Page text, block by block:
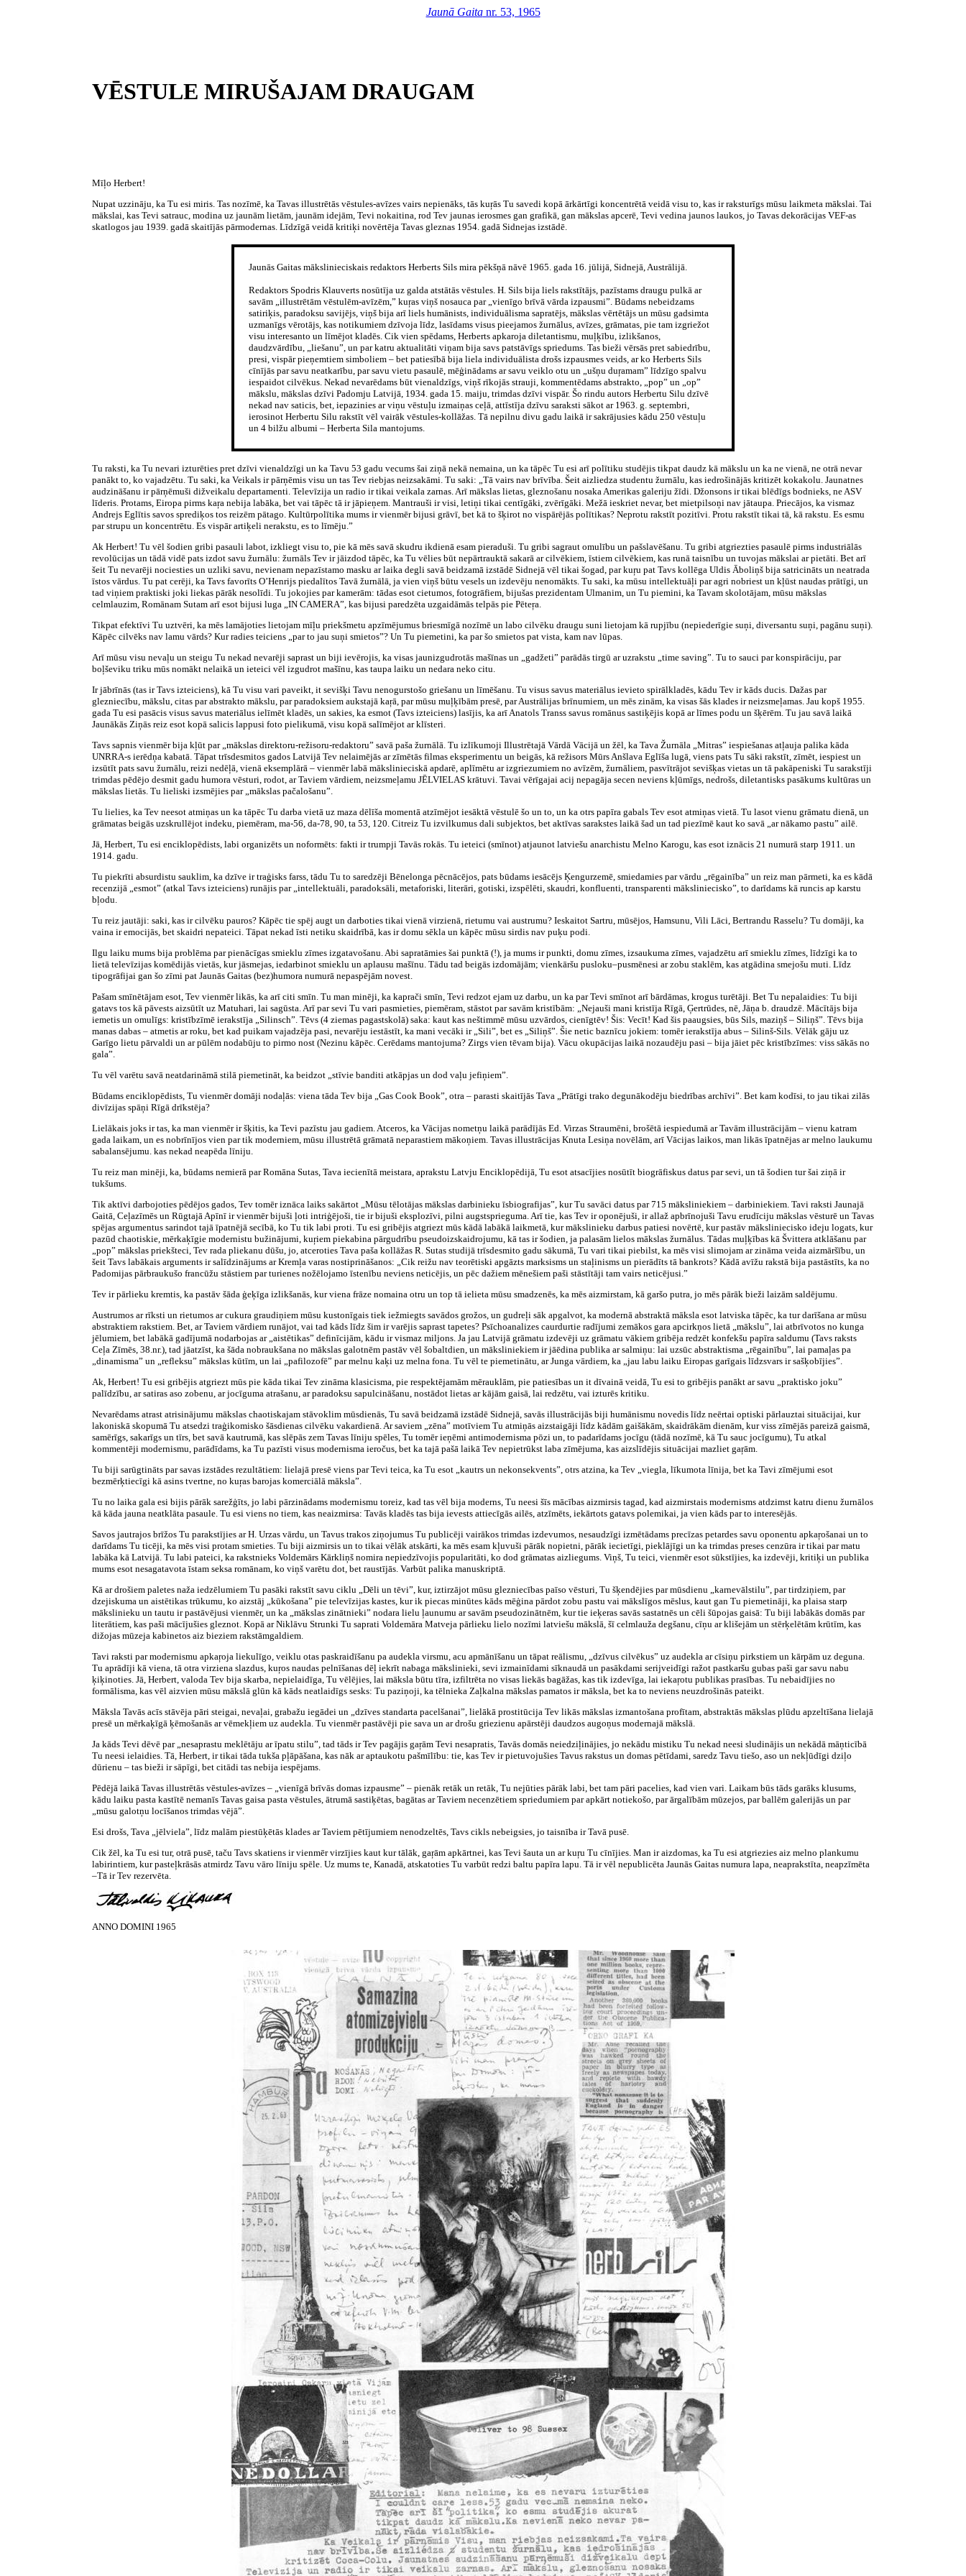
Jaunā Gaitanr. 53, 1965
VĒSTULE MIRUŠAJAM DRAUGAM
Mīļo Herbert!
Nupat uzzināju, ka Tu esi miris. Tas nozīmē, ka Tavas illustrētās vēstules-avīzes vairs nepienāks, tās kuŗās Tu savedi kopā ārkārtīgi koncentrētā veidā visu to, kas ir raksturīgs mūsu laikmeta mākslai. Tai
mākslai, kas Tevi satrauc, modina uz jaunām lietām, jaunām idejām, Tevi nokaitina, rod Tev jaunas ierosmes gan grafikā, gan mākslas apcerē, Tevi vedina jaunos laukos, jo Tavas dekorācijas VEF-as
skatlogos jau 1939. gadā skaitījās pārmodernas. Līdzīgā veidā kritiķi novērtēja Tavas gleznas 1954. gadā Sidnejas izstādē.
Jaunās Gaitas mākslinieciskais redaktors Herberts Sils mira pēkšņā nāvē 1965. gada 16. jūlijā, Sidnejā, Austrālijā.
Redaktors Spodris Klauverts nosūtīja uz galda atstātās vēstules. H. Sils bija liels rakstītājs, pazīstams draugu pulkā ar
savām „illustrētām vēstulēm-avīzēm,” kuŗas viņš nosauca par „vienīgo brīvā vārda izpausmi”. Būdams nebeidzams
satiriķis, paradoksu savijējs, viņš bija arī liels humānists, individuālisma sapratējs, mākslas vērtētājs un mūsu gadsimta
uzmanīgs vērotājs, kas notikumiem dzīvoja līdz, lasīdams visus pieejamos žurnālus, avīzes, grāmatas, pie tam izgriežot
visu interesanto un līmējot kladēs. Cik vien spēdams, Herberts apkaroja diletantismu, muļķību, izlikšanos,
daudzvārdību, „liešanu”, un par katru aktualitāti viņam bija savs patstāvīgs spriedums. Tas bieži vērsās pret sabiedrību,
presi, vispār pieņemtiem simboliem – bet patiesībā bija liela individuālista drošs izpausmes veids, ar ko Herberts Sils
cīnījās par savu neatkarību, par savu vietu pasaulē, mēģinādams ar savu veiklo otu un „ušņu duŗamam” līdzīgo spalvu
iespaidot cilvēkus. Nekad nevarēdams būt vienaldzīgs, viņš rīkojās strauji, kommentēdams abstrakto, „pop” un „op”
mākslu, mākslas dzīvi Padomju Latvijā, 1934. gada 15. maiju, trimdas dzīvi vispār. Šo rindu autors Herbertu Silu dzīvē
nekad nav saticis, bet, iepazinies ar viņu vēstuļu izmaiņas ceļā, attīstīja dzīvu saraksti sākot ar 1963. g. septembri,
ierosinot Herbertu Silu rakstīt vēl vairāk vēstules-kollāžas. Tā nepilnu divu gadu laikā ir sakrājusies kādu 250 vēstuļu
un 4 bilžu albumi – Herberta Sila mantojums.
Tu raksti, ka Tu nevari izturēties pret dzīvi vienaldzīgi un ka Tavu 53 gadu vecums šai ziņā nekā nemaina, un ka tāpēc Tu esi arī polītiku studējis tikpat daudz kā mākslu un ka ne vienā, ne otrā nevar
panākt to, ko vajadzētu. Tu saki, ka Veikals ir pārņēmis visu un tas Tev riebjas neizsakāmi. Tu saki: „Tā vairs nav brīvība. Šeit aizliedza studentu žurnālu, kas iedrošinājās kritizēt kokakolu. Jaunatnes
audzināšanu ir pārņēmuši dižveikalu departamenti. Televīzija un radio ir tikai veikala zarnas. Arī mākslas lietas, gleznošanu nosaka Amerikas galeriju žīdi. Džonsons ir tikai blēdīgs bodnieks, ne ASV
līderis. Protams, Eiropa pirms kaŗa nebija labāka, bet vai tāpēc tā ir jāpieņem. Mantrauši ir visi, letiņi tikai centīgāki, zvērīgāki. Mežā ieskriet nevar, bet mietpilsoņi nav jātaupa. Priecājos, ka vismaz
Andrejs Eglītis savos sprediķos tos reizēm pātago. Kultūrpolītika mums ir vienmēr bijusi grāvī, bet kā to šķirot no vispārējās polītikas? Neprotu rakstīt pozitīvi. Protu rakstīt tikai tā, kā rakstu. Es esmu
par strupu un koncentrētu. Es vispār artiķeli nerakstu, es to līmēju.”
Ak Herbert! Tu vēl šodien gribi pasauli labot, izkliegt visu to, pie kā mēs savā skudru ikdienā esam pieraduši. Tu gribi sagraut omulību un pašslavēšanu. Tu gribi atgriezties pasaulē pirms industriālās
revolūcijas un tādā vidē pats izdot savu žurnālu: žurnāls Tev ir jāizdod tāpēc, ka Tu vēlies būt nepārtrauktā sakarā ar cilvēkiem, īstiem cilvēkiem, kas runā taisnību un tuvojas mākslai ar pietāti. Bet arī
šeit Tu nevarēji nociesties un uzliki savu, nevienam nepazīstamo masku ar laika degli savā beidzamā izstādē Sidnejā vēl tikai šogad, par kuŗu pat Tavs kollēga Uldis Āboliņš bija satricināts un neatrada
īstos vārdus. Tu pat cerēji, ka Tavs favorīts O’Henrijs piedalītos Tavā žurnālā, ja vien viņš būtu vesels un izdevēju nenomākts. Tu saki, ka mūsu intellektuāļi par agri nobriest un kļūst naudas prātīgi, un
tad viņiem praktiski joki liekas pārāk nesolīdi. Tu jokojies par kamerām: tādas esot cietumos, fotogrāfiem, bijušas prezidentam Ulmanim, un Tu piemini, ka Tavam skolotājam, mūsu mākslas
celmlauzim, Romānam Sutam arī esot bijusi luga „IN CAMERA”, kas bijusi paredzēta uzgaidāmās telpās pie Pēteŗa.
Tikpat efektīvi Tu uztvēri, ka mēs lamājoties lietojam mīļu priekšmetu apzīmējumus briesmīgā nozīmē un labo cilvēku draugu suni lietojam kā rupjību (nepiederīgie suņi, diversantu suņi, pagānu suņi).
Kāpēc cilvēks nav lamu vārds? Kur radies teiciens „par to jau suņi smietos”? Un Tu piemetini, ka par šo smietos pat vista, kam nav lūpas.
Arī mūsu visu nevaļu un steigu Tu nekad nevarēji saprast un biji ievērojis, ka visas jaunizgudrotās mašīnas un „gadžeti” parādās tirgū ar uzrakstu „time saving”. Tu to sauci par konspirāciju, par
boļševiku triku mūs nomākt nelaikā un ieteici vēl izgudrot mašīnu, kas taupa laiku un nedara neko citu.
Ir jābrīnās (tas ir Tavs izteiciens), kā Tu visu vari paveikt, it sevišķi Tavu nenogurstošo griešanu un līmēšanu. Tu visus savus materiālus ievieto spirālkladēs, kādu Tev ir kāds ducis. Dažas par
glezniecību, mākslu, citas par abstrakto mākslu, par paradoksiem aukstajā kaŗā, par mūsu muļķībām presē, par Austrālijas brīnumiem, un mēs zinām, ka visas šās klades ir neizsmeļamas. Jau kopš 1955.
gada Tu esi pasācis visus savus materiālus ielīmēt kladēs, un sakies, ka esmot (Tavs izteiciens) lasījis, ka arī Anatols Transs savus romānus sastiķējis kopā ar līmes podu un šķērēm. Tu jau savā laikā
Jaunākās Ziņās reiz esot kopā salicis lappusi foto pielikumā, visu kopā salīmējot ar klīsteri.
Tavs sapnis vienmēr bija kļūt par „mākslas direktoru-režisoru-redaktoru” savā paša žurnālā. Tu izlīkumoji Illustrētajā Vārdā Vācijā un žēl, ka Tava Žurnāla „Mitras” iespiešanas atļauja palika kāda
UNRRA-s ierēdņa kabatā. Tāpat trīsdesmitos gados Latvijā Tev nelaimējās ar zīmētās filmas eksperimentu un beigās, kā režisors Mūrs Anšlava Eglīša lugā, viens pats Tu sāki rakstīt, zīmēt, iespiest un
izsūtīt pats savu žurnālu, reizi nedēļā, vienā eksemplārā – vienmēr labā mākslinieciskā apdarē, aplīmētu ar izgriezumiem no avīzēm, žurnāliem, pasvītrājot sevišķas vietas un tā pakāpeniski Tu sarakstīji
trimdas pēdējo desmit gadu humora vēsturi, rodot, ar Taviem vārdiem, neizsmeļamu JĒLVIELAS krātuvi. Tavai vērīgajai acij nepagāja secen neviens kļūmīgs, nedrošs, diletantisks pasākums kultūras un
mākslas lietās. Tu lieliski izsmējies par „mākslas pačalošanu”.
Tu lielies, ka Tev neesot atmiņas un ka tāpēc Tu darba vietā uz maza dēlīša momentā atzīmējot iesāktā vēstulē šo un to, un ka otrs papīra gabals Tev esot atmiņas vietā. Tu lasot vienu grāmatu dienā, un
grāmatas beigās uzskrullējot indeku, piemēram, ma-56, da-78, 90, ta 53, 120. Citreiz Tu izvilkumus dali subjektos, bet aktīvas sarakstes laikā šad un tad piezīmē kaut ko savā „ar nākamo pastu” ailē.
Jā, Herbert, Tu esi enciklopēdists, labi organizēts un noformēts: fakti ir trumpji Tavās rokās. Tu ieteici (smīnot) atjaunot latviešu anarchistu Melno Karogu, kas esot iznācis 21 numurā starp 1911. un
1914. gadu.
Tu piekrīti absurdistu sauklim, ka dzīve ir traģisks farss, tādu Tu to saredzēji Bēnelonga pēcnācējos, pats būdams iesācējs Ķengurzemē, smiedamies par vārdu „rēgainība” un reiz man pārmeti, ka es kādā
recenzijā „esmot” (atkal Tavs izteiciens) runājis par „intellektuāli, paradoksāli, metaforiski, literāri, gotiski, izspēlēti, skaudri, konfluenti, transparenti māksliniecisko”, to darīdams kā runcis ap karstu
bļodu.
Tu reiz jautāji: saki, kas ir cilvēku pauros? Kāpēc tie spēj augt un darboties tikai vienā virzienā, rietumu vai austrumu? Ieskaitot Sartru, mūsējos, Hamsunu, Vili Lāci, Bertrandu Rasselu? Tu domāji, ka
vaina ir emocijās, bet skaidri nepateici. Tāpat nekad īsti netiku skaidrībā, kas ir domu sēkla un kāpēc mūsu sirdis nav puķu podi.
Ilgu laiku mums bija problēma par pienācīgas smieklu zīmes izgatavošanu. Abi sapratāmies šai punktā (!), ja mums ir punkti, domu zīmes, izsaukuma zīmes, vajadzētu arī smieklu zīmes, līdzīgi ka to
lietā televīzijas komēdijās vietās, kur jāsmejas, iedarbinot smieklu un aplausu mašīnu. Tādu tad beigās izdomājām; vienkāršu pusloku–pusmēnesi ar zobu staklēm, kas atgādina smejošu muti. Līdz
tipogrāfijai gan šo zīmi pat Jaunās Gaitas (bez)humora numurā nepaspējām novest.
Pašam smīnētājam esot, Tev vienmēr likās, ka arī citi smīn. Tu man minēji, ka kaprači smīn, Tevi redzot ejam uz darbu, un ka par Tevi smīnot arī bārdāmas, krogus turētāji. Bet Tu nepalaidies: Tu biji
gatavs tos kā pāvests aizsūtīt uz Matuhari, lai sagūsta. Arī par sevi Tu vari pasmieties, piemēram, stāstot par savām kristībām: „Nejauši mani kristīja Rīgā, Ģertrūdes, nē, Jāņa b. draudzē. Mācītājs bija
iemetis un omulīgs: kristībzīmē ierakstīja „Silinsch”. Tēvs (4 ziemas pagastskolā) saka: kaut kas neštimmē mūsu uzvārdos, cienīgtēv! Šis: Vecīt! Kad šis paaugsies, būs Sils, maziņš – Siliņš”. Tēvs bija
manas dabas – atmetis ar roku, bet kad puikam vajadzēja pasi, nevarēju iestāstīt, ka mani vecāki ir „Sili”, bet es „Siliņš”. Šie netic baznīcu jokiem: tomēr ierakstīja abus – Silinš-Sils. Vēlāk gāju uz
Garīgo lietu pārvaldi un ar pūlēm nodabūju to pirmo nost (Nezinu kāpēc. Cerēdams mantojuma? Zirgs vien tēvam bija). Vācu okupācijas laikā nozaudēju pasi – bija jāiet pēc kristībzīmes: viss sākās no
gala”.
Tu vēl varētu savā neatdarināmā stilā piemetināt, ka beidzot „stīvie banditi atkāpjas un dod vaļu jefiņiem”.
Būdams enciklopēdists, Tu vienmēr domāji nodaļās: viena tāda Tev bija „Gas Cook Book”, otra – parasti skaitījās Tava „Prātīgi trako degunākodēju biedrības archīvi”. Bet kam kodīsi, to jau tikai zilās
divīzijas spāņi Rīgā drīkstēja?
Lielākais joks ir tas, ka man vienmēr ir šķitis, ka Tevi pazīstu jau gadiem. Atceros, ka Vācijas nometņu laikā parādījās Ed. Virzas Straumēni, brošētā iespiedumā ar Tavām illustrācijām – vienu katram
gada laikam, un es nobrīnījos vien par tik moderniem, mūsu illustrētā grāmatā neparastiem mākoņiem. Tavas illustrācijas Knuta Lesiņa novēlām, arī Vācijas laikos, man likās īpatnējas ar melno laukumu
sabalansējumu. kas nekad neapēda līniju.
Tu reiz man minēji, ka, būdams nemierā par Romāna Sutas, Tava iecienītā meistara, aprakstu Latvju Enciklopēdijā, Tu esot atsacījies nosūtīt biogrāfiskus datus par sevi, un tā šodien tur šai ziņā ir
tukšums.
Tik aktīvi darbojoties pēdējos gados, Tev tomēr iznāca laiks sakārtot „Mūsu tēlotājas mākslas darbinieku īsbiografijas”, kur Tu savāci datus par 715 māksliniekiem – darbiniekiem. Tavi raksti Jaunajā
Gaitā, Ceļazīmēs un Rūgtajā Apīnī ir vienmēr bijuši ļoti intriģējoši, tie ir bijuši eksplozīvi, pilni augstsprieguma. Arī tie, kas Tev ir oponējuši, ir allaž apbrīnojuši Tavu erudīciju mākslas vēsturē un Tavas
spējas argumentus sarindot tajā īpatnējā secībā, ko Tu tik labi proti. Tu esi gribējis atgriezt mūs kādā labākā laikmetā, kur mākslinieku darbus patiesi novērtē, kur pastāv māksliniecisko ideju logats, kur
pazūd chaotiskie, mērkaķīgie modernistu bužinājumi, kuŗiem piekabina pārgudrību pseudoizskaidrojumu, kā tas ir šodien, ja palasām lielos mākslas žurnālus. Tādas muļķības kā Švittera atklāšanu par
„pop” mākslas priekšteci, Tev rada pliekanu dūšu, jo, atceroties Tava paša kollāžas R. Sutas studijā trīsdesmito gadu sākumā, Tu vari tikai piebilst, ka mēs visi slimojam ar zināma veida aizmāršību, un
šeit Tavs labākais arguments ir salīdzinājums ar Kremļa varas nostiprināšanos: „Cik reižu nav teorētiski apgāzts marksisms un staļinisms un pierādīts tā bankrots? Kādā avīžu rakstā bija pastāstīts, ka no
Padomijas pārbraukušo francūžu stāstiem par turienes nožēlojamo īstenību neviens neticējis, un pēc dažiem mēnešiem paši stāstītāji tam vairs neticējusi.”
Tev ir pārlieku kremtis, ka pastāv šāda ģeķīga izlikšanās, kur viena frāze nomaina otru un top tā ielieta mūsu smadzenēs, ka mēs aizmirstam, kā garšo putra, jo mēs pārāk bieži laizām saldējumu.
Austrumos ar rīksti un rietumos ar cukura graudiņiem mūsu kustonīgais tiek iežmiegts savādos grožos, un gudreļi sāk apgalvot, ka modernā abstraktā māksla esot latviska tāpēc, ka tur darīšana ar mūsu
abstraktiem rakstiem. Bet, ar Taviem vārdiem runājot, vai tad kāds līdz šim ir varējis saprast tapetes? Psīchoanalizes caurdurtie radījumi zemākos gara apcirkņos lietā „mākslu”, lai atbrīvotos no kunga
jēlumiem, bet labākā gadījumā nodarbojas ar „aistētikas” definīcijām, kādu ir vismaz miljons. Ja jau Latvijā grāmatu izdevēji uz grāmatu vākiem gribēja redzēt konfekšu papīra saldumu (Tavs raksts
Ceļa Zīmēs, 38.nr.), tad jāatzīst, ka šāda nobraukšana no mākslas galotnēm pastāv vēl šobaltdien, un māksliniekiem ir jāēdina publika ar salmiņu: lai uzsūc abstraktisma „rēgainību”, lai pamaļas pa
„dinamisma” un „refleksu” mākslas kūtīm, un lai „pafilozofē” par melnu kaķi uz melna fona. Tu vēl te piemetinātu, ar Junga vārdiem, ka „jau labu laiku Eiropas garīgais līdzsvars ir sašķobījies”.
Ak, Herbert! Tu esi gribējis atgriezt mūs pie kāda tikai Tev zināma klasicisma, pie respektējamām mērauklām, pie patiesības un it dīvainā veidā, Tu esi to gribējis panākt ar savu „praktisko joku”
palīdzību, ar satiras aso zobenu, ar jocīguma atrašanu, ar paradoksu sapulcināšanu, nostādot lietas ar kājām gaisā, lai redzētu, vai izturēs kritiku.
Nevarēdams atrast atrisinājumu mākslas chaotiskajam stāvoklim mūsdienās, Tu savā beidzamā izstādē Sidnejā, savās illustrācijās biji humānismu novedis līdz neērtai optiski pārlauztai situācijai, kur
lakoniskā skopumā Tu atsedzi traģikomisko šāsdienas cilvēku vakardienā. Ar saviem „zēna” motīviem Tu atmiņās aizstaigāji līdz kādām gaišākām, skaidrākām dienām, kur viss zīmējās pareizā gaismā,
samērīgs, sakarīgs un tīrs, bet savā kautrumā, kas slēpās zem Tavas līniju spēles, Tu tomēr ieņēmi antimodernisma pōzi un, to padarīdams jocīgu (tādā nozīmē, kā Tu sauc jocīgumu), Tu atkal
kommentēji modernismu, parādīdams, ka Tu pazīsti visus modernisma ieročus, bet ka tajā pašā laikā Tev nepietrūkst laba zīmējuma, kas aizslīdējis situācijai mazliet gaŗām.
Tu biji sarūgtināts par savas izstādes rezultātiem: lielajā presē viens par Tevi teica, ka Tu esot „kautrs un nekonsekvents”, otrs atzina, ka Tev „viegla, līkumota līnija, bet ka Tavi zīmējumi esot
bezmērķtiecīgi kā asins tvertne, no kuŗas barojas komerciālā māksla”.
Tu no laika gala esi bijis pārāk sarežģīts, jo labi pārzinādams modernismu toreiz, kad tas vēl bija moderns, Tu neesi šīs mācības aizmirsis tagad, kad aizmirstais modernisms atdzimst katru dienu žurnālos
kā kāda jauna neatklāta pasaule. Tu esi viens no tiem, kas neaizmirsa: Tavās kladēs tas bija ievests attiecīgās ailēs, atzīmēts, iekārtots gatavs polemikai, ja vien kāds par to interesējās.
Savos jautrajos brīžos Tu parakstījies ar H. Urzas vārdu, un Tavus trakos ziņojumus Tu publicēji vairākos trimdas izdevumos, nesaudzīgi izmētādams precīzas petardes savu oponentu apkaŗošanai un to
darīdams Tu ticēji, ka mēs visi protam smieties. Tu biji aizmirsis un to tikai vēlāk atskārti, ka mēs esam kļuvuši pārāk nopietni, pārāk iecietīgi, pieklājīgi un ka trimdas preses cenzūra ir tikai par matu
labāka kā Latvijā. Tu labi pateici, ka rakstnieks Voldemārs Kārkliņš nomira nepiedzīvojis popularitāti, ko dod grāmatas aizliegums. Viņš, Tu teici, vienmēr esot sūkstījies, ka izdevēji, kritiķi un publika
mums esot nesagatavota īstam seksa romānam, ko viņš varētu dot, bet raustījās. Varbūt palika manuskriptā.
Kā ar drošiem paletes naža iedzēlumiem Tu pasāki rakstīt savu ciklu „Dēli un tēvi”, kur, iztirzājot mūsu glezniecības paīso vēsturi, Tu šķendējies par mūsdienu „karnevālstilu”, par tirdziņiem, par
dzejiskuma un aistētikas trūkumu, ko aizstāj „kūkošana” pie televīzijas kastes, kur ik piecas minūtes kāds mēģina pārdot zobu pastu vai mākslīgos mēslus, kaut gan Tu piemetināji, ka plaisa starp
mākslinieku un tautu ir pastāvējusi vienmēr, un ka „mākslas zinātnieki” nodara lielu ļaunumu ar savām pseudozinātnēm, kur tie ieķeras savās sastatnēs un cēli šūpojas gaisā: Tu biji labākās domās par
literātiem, kas paši mācījušies gleznot. Kopā ar Niklāvu Strunki Tu saprati Voldemāra Matveja pārlieku lielo nozīmi latviešu mākslā, šī celmlauža degšanu, cīņu ar klišejām un stērķelētām krūtīm, kas
dižojas mūzeja kabinetos aiz bieziem rakstāmgaldiem.
Tavi raksti par modernismu apkaŗoja liekulīgo, veiklu otas paskraidīšanu pa audekla virsmu, acu apmānīšanu un tāpat reālismu, „dzīvus cilvēkus” uz audekla ar cīsiņu pirkstiem un kārpām uz deguna.
Tu aprādīji kā viena, tā otra virziena slazdus, kuŗos naudas pelnīšanas dēļ iekrīt nabaga mākslinieki, sevi izmainīdami sīknaudā un pasākdami serijveidīgi ražot pastkaršu gubas paši gar savu nabu
ķiķinoties. Jā, Herbert, valoda Tev bija skarba, nepielaidīga, Tu vēlējies, lai māksla būtu tīra, izfiltrēta no visas liekās bagāžas, kas tik izdevīga, lai iekaŗotu publikas prasības. Tu nebaidījies no
formālisma, kas vēl aizvien mūsu mākslā glūn kā kāds neatlaidīgs sesks: Tu paziņoji, ka tēlnieka Zaļkalna mākslas pamatos ir māksla, bet ka to neviens neuzdrošinās pateikt.
Māksla Tavās acīs stāvēja pāri steigai, nevaļai, grabažu iegādei un „dzīves standarta pacelšanai”, lielākā prostitūcija Tev likās mākslas izmantošana profītam, abstraktās mākslas plūdu apzeltīšana lielajā
presē un mērkaķīgā ķēmošanās ar vēmekļiem uz audekla. Tu vienmēr pastāvēji pie sava un ar drošu griezienu apārstēji daudzos augoņus modernajā mākslā.
Ja kāds Tevi dēvē par „nesaprastu meklētāju ar īpatu stilu”, tad tāds ir Tev pagājis gaŗām Tevi nesapratis, Tavās domās neiedziļinājies, jo nekādu mistiku Tu nekad neesi sludinājis un nekādā māņticībā
Tu neesi ielaidies. Tā, Herbert, ir tikai tāda tukša pļāpāšana, kas nāk ar aptaukotu pašmīlību: tie, kas Tev ir pietuvojušies Tavus rakstus un domas pētīdami, saredz Tavu tiešo, aso un nekļūdīgi dziļo
dūrienu – tas bieži ir sāpīgi, bet citādi tas nebija iespējams.
Pēdējā laikā Tavas illustrētās vēstules-avīzes – „vienīgā brīvās domas izpausme” – pienāk retāk un retāk, Tu nejūties pārāk labi, bet tam pāri pacelies, kad vien vari. Laikam būs tāds garāks klusums,
kādu laiku pasta kastītē nemanīs Tavas gaisa pasta vēstules, ātrumā sastiķētas, bagātas ar Taviem necenzētiem spriedumiem par apkārt notiekošo, par ārgalībām mūzejos, par ballēm galerijās un par
„mūsu galotņu locīšanos trimdas vējā”.
Esi drošs, Tava „jēlviela”, līdz malām piestūķētās klades ar Taviem pētījumiem nenodzeltēs, Tavs cikls nebeigsies, jo taisnība ir Tavā pusē.
Cik žēl, ka Tu esi tur, otrā pusē, taču Tavs skatiens ir vienmēr virzījies kaut kur tālāk, gaŗām apkārtnei, kas Tevi šauta un ar kuŗu Tu cīnījies. Man ir aizdomas, ka Tu esi atgriezies aiz melno plankumu
labirintiem, kur pasteļkrāsās atmirdz Tavu vāro līniju spēle. Uz mums te, Kanadā, atskatoties Tu varbūt redzi baltu papīra lapu. Tā ir vēl nepublicēta Jaunās Gaitas numura lapa, neaprakstīta, neapzīmēta
–Tā ir Tev rezervēta.
ANNO DOMINI 1965